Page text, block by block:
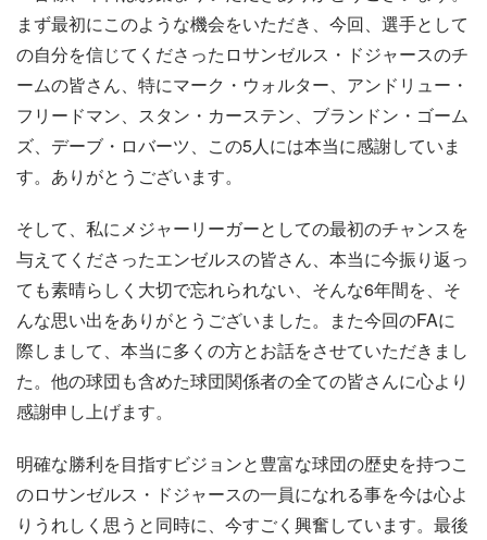
まず最初にこのような機会をいただき、今回、選手として
の自分を信じてくださったロサンゼルス・ドジャースのチ
ームの皆さん、特にマーク・ウォルター、アンドリュー・
フリードマン、スタン・カーステン、ブランドン・ゴーム
ズ、デーブ・ロバーツ、この5人には本当に感謝していま
す。ありがとうございます。
そして、私にメジャーリーガーとしての最初のチャンスを
与えてくださったエンゼルスの皆さん、本当に今振り返っ
ても素晴らしく大切で忘れられない、そんな6年間を、そ
んな思い出をありがとうございました。また今回のFAに
際しまして、本当に多くの方とお話をさせていただきまし
た。他の球団も含めた球団関係者の全ての皆さんに心より
感謝申し上げます。
明確な勝利を目指すビジョンと豊富な球団の歴史を持つこ
のロサンゼルス・ドジャースの一員になれる事を今は心よ
りうれしく思うと同時に、今すごく興奮しています。最後